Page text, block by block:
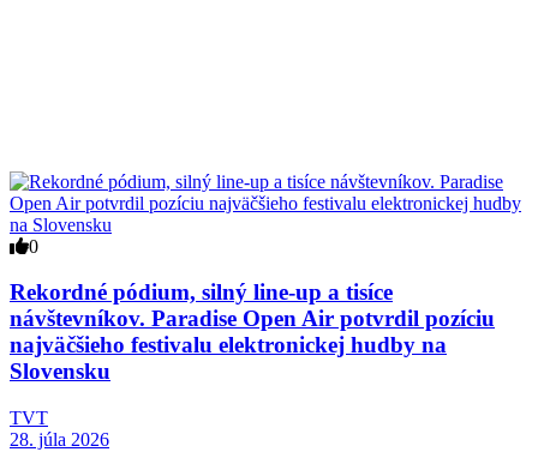
0
Rekordné pódium, silný line-up a tisíce
návštevníkov. Paradise Open Air potvrdil pozíciu
najväčšieho festivalu elektronickej hudby na
Slovensku
TVT
28. júla 2026